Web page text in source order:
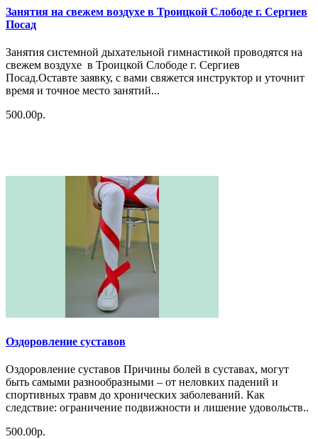
Занятия на свежем воздухе в Троицкой Слободе г. Сергиев
Посад
Занятия системной дыхательной гимнастикой проводятся на
свежем воздухе в Троицкой Слободе г. Сергиев
Посад.Оставте заявку, с вами свяжется инструктор и уточнит
время и точное место занятий...
500.00р.
Оздоровление суставов
Оздоровление суставов Причины болей в суставах, могут
быть самыми разнообразными – от неловких падений и
спортивных травм до хронических заболеваний. Как
следствие: ограничение подвижности и лишение удовольств..
500.00р.